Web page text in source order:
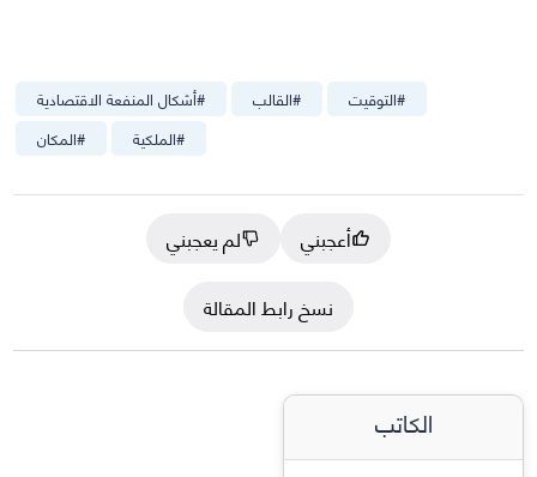
#أشكال المنفعة الاقتصادية #القالب #التوقيت
#المكان #الملكية
أعجبني
لم يعجبني
نسخ رابط المقالة
الكاتب